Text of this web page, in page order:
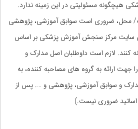
هیچگونه مسئولیتی در این زمینه ندارد.
محل، ضروری است سوابق آموزشی، پژوهشی
سایت مرکز سنجش آموزش پزشکی بر اساس
کنند. لازم است داوطلبان اصل مدارک و
جهت ارائه به گروه های مصاحبه کننده، به
و سوابق آموزشی، پژوهشی و …. پس از
اساتید ضروری نیست.)